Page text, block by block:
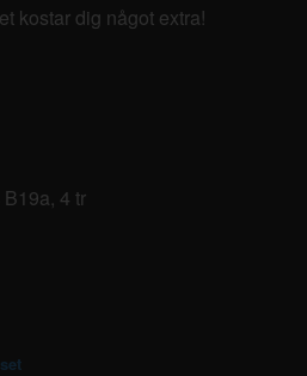
kostar dig något extra!
4 tr